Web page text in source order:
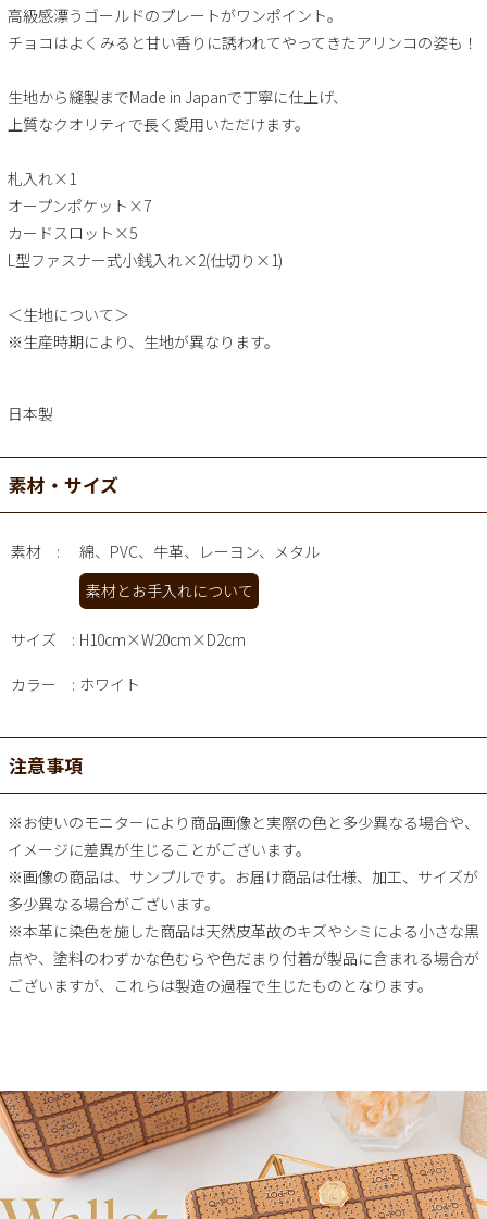
高級感漂うゴールドのプレートがワンポイント。
チョコはよくみると甘い香りに誘われてやってきたアリンコの姿も！
生地から縫製までMade in Japanで丁寧に仕上げ、
上質なクオリティで長く愛用いただけます。
札入れ×1
オープンポケット×7
カードスロット×5
L型ファスナー式小銭入れ×2(仕切り×1)
＜生地について＞
※生産時期により、生地が異なります。
日本製
素材・サイズ
素材
綿、PVC、牛革、レーヨン、メタル
素材とお手入れについて
サイズ H10cm×W20cm×D2cm
カラー ホワイト
注意事項
※お使いのモニターにより商品画像と実際の色と多少異なる場合や、
イメージに差異が生じることがございます。
※画像の商品は、サンプルです。お届け商品は仕様、加工、サイズが
多少異なる場合がございます。
※本革に染色を施した商品は天然皮革故のキズやシミによる小さな黒
点や、塗料のわずかな色むらや色だまり付着が製品に含まれる場合が
ございますが、これらは製造の過程で生じたものとなります。